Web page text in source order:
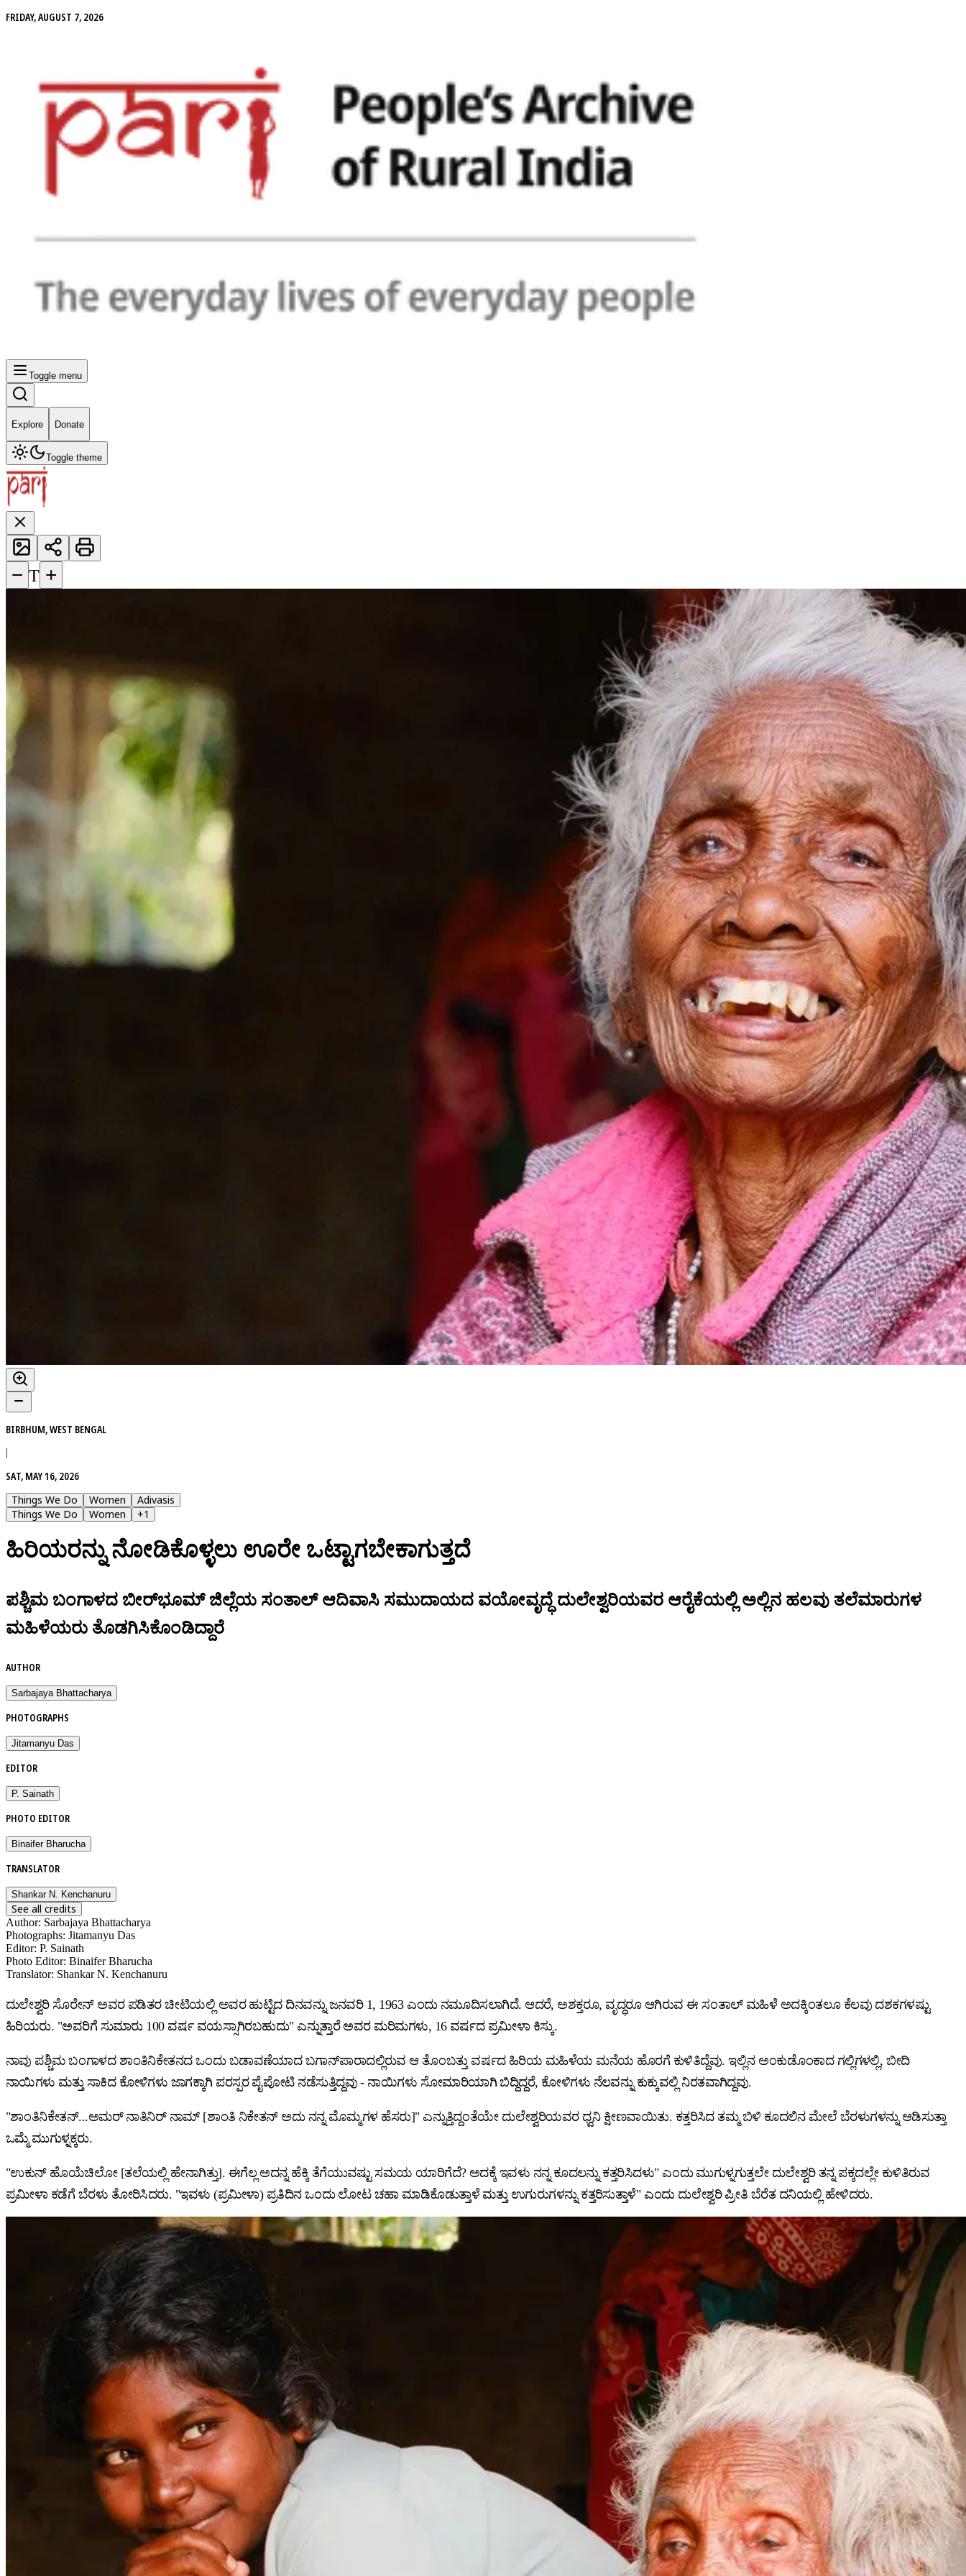
FRIDAY, AUGUST 7, 2026
Toggle menu
Explore Donate
Toggle theme
− T +
BIRBHUM, WEST BENGAL
|
SAT, MAY 16, 2026
Things We Do
Women
Adivasis
Things We Do
Women +1
ಹಿರಿಯರನ್ನು ನೋಡಿಕೊಳ್ಳಲು ಊರೇ ಒಟ್ಟಾಗಬೇಕಾಗುತ್ತದೆ
ಪಶ್ಚಿಮ ಬಂಗಾಳದ ಬೀರ್‌ಭೂಮ್ ಜಿಲ್ಲೆಯ ಸಂತಾಲ್ ಆದಿವಾಸಿ ಸಮುದಾಯದ ವಯೋವೃದ್ಧೆ ದುಲೇಶ್ವರಿಯವರ ಆರೈಕೆಯಲ್ಲಿ ಅಲ್ಲಿನ ಹಲವು ತಲೆಮಾರುಗಳ
ಮಹಿಳೆಯರು ತೊಡಗಿಸಿಕೊಂಡಿದ್ದಾರೆ
AUTHOR
Sarbajaya Bhattacharya
PHOTOGRAPHS
Jitamanyu Das
EDITOR
P. Sainath
PHOTO EDITOR
Binaifer Bharucha
TRANSLATOR
Shankar N. Kenchanuru
See all credits
Author: Sarbajaya Bhattacharya
Photographs: Jitamanyu Das
Editor: P. Sainath
Photo Editor: Binaifer Bharucha
Translator: Shankar N. Kenchanuru
ದುಲೇಶ್ವರಿ ಸೊರೇನ್ ಅವರ ಪಡಿತರ ಚೀಟಿಯಲ್ಲಿ ಅವರ ಹುಟ್ಟಿದ ದಿನವನ್ನು ಜನವರಿ 1, 1963 ಎಂದು ನಮೂದಿಸಲಾಗಿದೆ. ಆದರೆ, ಅಶಕ್ತರೂ, ವೃದ್ಧರೂ ಆಗಿರುವ ಈ ಸಂತಾಲ್‌ ಮಹಿಳೆ ಅದಕ್ಕಿಂತಲೂ ಕೆಲವು ದಶಕಗಳಷ್ಟು
ಹಿರಿಯರು. "ಅವರಿಗೆ ಸುಮಾರು 100 ವರ್ಷ ವಯಸ್ಸಾಗಿರಬಹುದು" ಎನ್ನುತ್ತಾರೆ ಅವರ ಮರಿಮಗಳು, 16 ವರ್ಷದ ಪ್ರಮೀಳಾ ಕಿಸ್ಕು.
ನಾವು ಪಶ್ಚಿಮ ಬಂಗಾಳದ ಶಾಂತಿನಿಕೇತನದ ಒಂದು ಬಡಾವಣೆಯಾದ ಬಗಾನ್‌ಪಾರಾದಲ್ಲಿರುವ ಆ ತೊಂಬತ್ತು ವರ್ಷದ ಹಿರಿಯ ಮಹಿಳೆಯ ಮನೆಯ ಹೊರಗೆ ಕುಳಿತಿದ್ದೆವು. ಇಲ್ಲಿನ ಅಂಕುಡೊಂಕಾದ ಗಲ್ಲಿಗಳಲ್ಲಿ, ಬೀದಿ
ನಾಯಿಗಳು ಮತ್ತು ಸಾಕಿದ ಕೋಳಿಗಳು ಜಾಗಕ್ಕಾಗಿ ಪರಸ್ಪರ ಪೈಪೋಟಿ ನಡೆಸುತ್ತಿದ್ದವು - ನಾಯಿಗಳು ಸೋಮಾರಿಯಾಗಿ ಬಿದ್ದಿದ್ದರೆ, ಕೋಳಿಗಳು ನೆಲವನ್ನು ಕುಕ್ಕುವಲ್ಲಿ ನಿರತವಾಗಿದ್ದವು.
"ಶಾಂತಿನಿಕೇತನ್...‌ಅಮರ್‌ ನಾತಿನಿರ್‌ ನಾಮ್ [‌ಶಾಂತಿ ನಿಕೇತನ್ ಅದು ನನ್ನ ಮೊಮ್ಮಗಳ ಹೆಸರು]" ಎನ್ನುತ್ತಿದ್ದಂತೆಯೇ ದುಲೇಶ್ವರಿಯವರ ಧ್ವನಿ ಕ್ಷೀಣವಾಯಿತು. ಕತ್ತರಿಸಿದ ತಮ್ಮ ಬಿಳಿ ಕೂದಲಿನ ಮೇಲೆ ಬೆರಳುಗಳನ್ನು ಆಡಿಸುತ್ತಾ
ಒಮ್ಮೆ ಮುಗುಳ್ನಕ್ಕರು.
"ಉಕುನ್ ಹೊಯೆಚಿಲೋ [ತಲೆಯಲ್ಲಿ ಹೇನಾಗಿತ್ತು]. ಈಗೆಲ್ಲ ಅದನ್ನ ಹೆಕ್ಕಿ ತೆಗೆಯುವಷ್ಟು ಸಮಯ ಯಾರಿಗೆದೆ? ಅದಕ್ಕೆ ಇವಳು ನನ್ನ ಕೂದಲನ್ನು ಕತ್ತರಿಸಿದಳು" ಎಂದು ಮುಗುಳ್ನಗುತ್ತಲೇ ದುಲೇಶ್ವರಿ ತನ್ನ ಪಕ್ಕದಲ್ಲೇ ಕುಳಿತಿರುವ
ಪ್ರಮೀಳಾ ಕಡೆಗೆ ಬೆರಳು ತೋರಿಸಿದರು. "ಇವಳು (ಪ್ರಮೀಳಾ) ಪ್ರತಿದಿನ ಒಂದು ಲೋಟ ಚಹಾ ಮಾಡಿಕೊಡುತ್ತಾಳೆ ಮತ್ತು ಉಗುರುಗಳನ್ನು ಕತ್ತರಿಸುತ್ತಾಳೆ" ಎಂದು ದುಲೇಶ್ವರಿ ಪ್ರೀತಿ ಬೆರೆತ ದನಿಯಲ್ಲಿ ಹೇಳಿದರು.